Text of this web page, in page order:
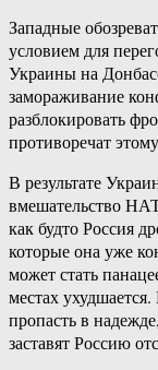
Западные
условием для
Украины на
замораживание
разблокировать
противоречат
В результате
вмешательство
как будто Россия
которые она уже
может стать
местах
пропасть в
заставят Россию